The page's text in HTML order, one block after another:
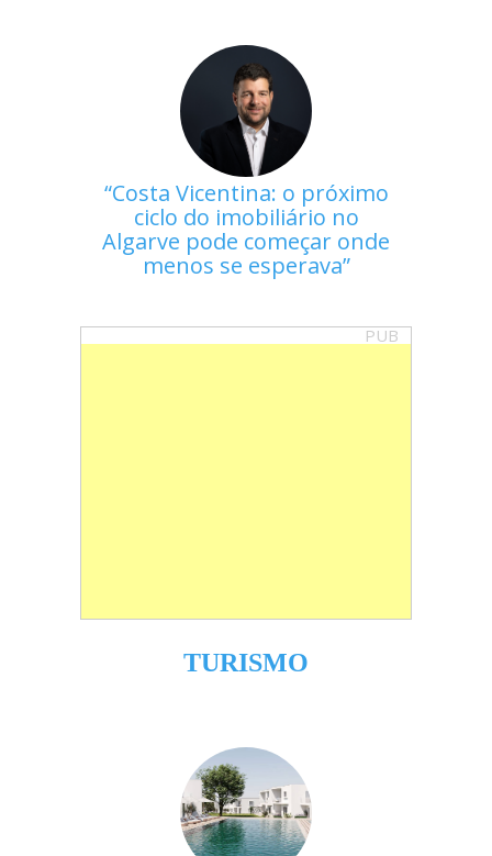
Costa Vicentina: o próximo
ciclo do imobiliário no
Algarve pode começar onde
menos se esperava
PUB
TURISMO